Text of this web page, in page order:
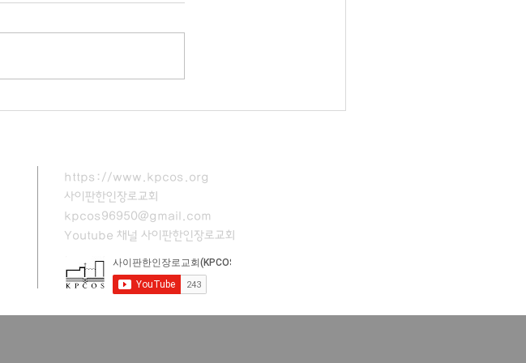
https://www.kpcos.org
사이판한인장로교회
kpcos96950@gmail.com
Youtube 채널 ​사이판한인장로교회